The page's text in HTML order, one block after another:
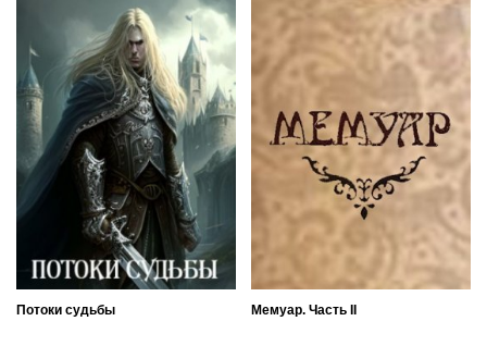
Потоки судьбы Мемуар. Часть II